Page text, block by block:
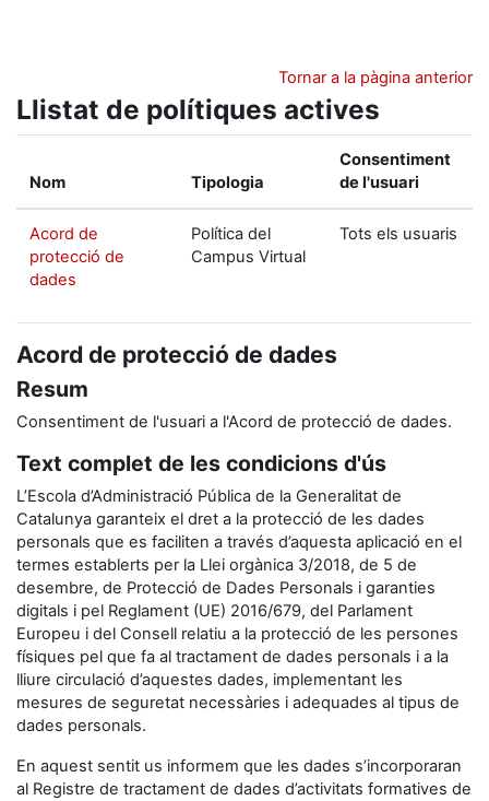
Tornar a la pàgina anterior
Llistat de polítiques actives
Nom Tipologia
Consentiment
de l'usuari
Acord de
protecció de
dades
Política del
Campus Virtual
Tots els usuaris
Acord de protecció de dades
Resum
Consentiment de l'usuari a l'Acord de protecció de dades.
Text complet de les condicions d'ús
L’Escola d’Administració Pública de la Generalitat de
Catalunya garanteix el dret a la protecció de les dades
personals que es faciliten a través d’aquesta aplicació en el
termes establerts per la Llei orgànica 3/2018, de 5 de
desembre, de Protecció de Dades Personals i garanties
digitals i pel Reglament (UE) 2016/679, del Parlament
Europeu i del Consell relatiu a la protecció de les persones
físiques pel que fa al tractament de dades personals i a la
lliure circulació d’aquestes dades, implementant les
mesures de seguretat necessàries i adequades al tipus de
dades personals.
En aquest sentit us informem que les dades s’incorporaran
al Registre de tractament de dades d’activitats formatives de